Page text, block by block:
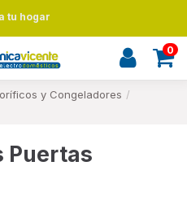
tu hogar
0
y Congeladores
Puertas